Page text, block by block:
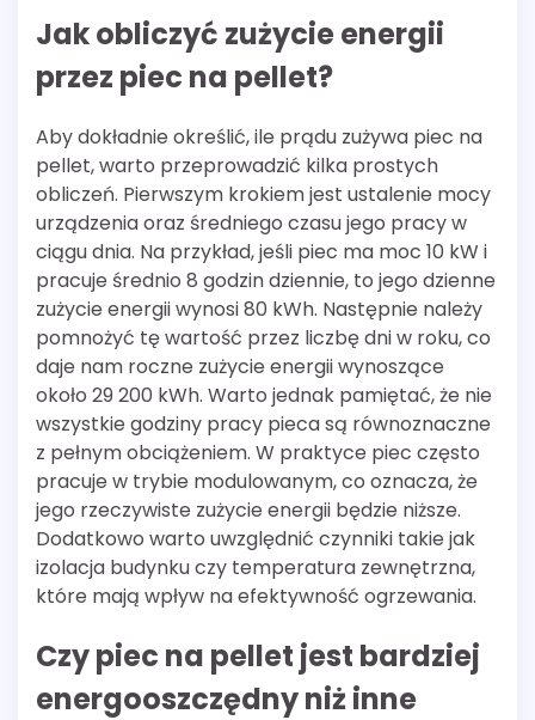
Jak obliczyć zużycie energii
przez piec na pellet?
Aby dokładnie określić, ile prądu zużywa piec na
pellet, warto przeprowadzić kilka prostych
obliczeń. Pierwszym krokiem jest ustalenie mocy
urządzenia oraz średniego czasu jego pracy w
ciągu dnia. Na przykład, jeśli piec ma moc 10 kW i
pracuje średnio 8 godzin dziennie, to jego dzienne
zużycie energii wynosi 80 kWh. Następnie należy
pomnożyć tę wartość przez liczbę dni w roku, co
daje nam roczne zużycie energii wynoszące
około 29 200 kWh. Warto jednak pamiętać, że nie
wszystkie godziny pracy pieca są równoznaczne
z pełnym obciążeniem. W praktyce piec często
pracuje w trybie modulowanym, co oznacza, że
jego rzeczywiste zużycie energii będzie niższe.
Dodatkowo warto uwzględnić czynniki takie jak
izolacja budynku czy temperatura zewnętrzna,
które mają wpływ na efektywność ogrzewania.
Czy piec na pellet jest bardziej
energooszczędny niż inne